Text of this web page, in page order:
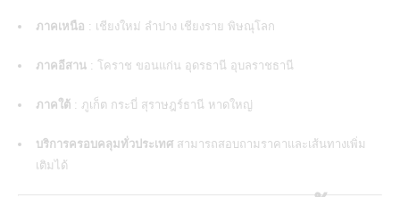
ภาคเหนือ : เชียงใหม่ ลำปาง เชียงราย พิษณุโลก
ภาคอีสาน : โคราช ขอนแก่น อุดรธานี อุบลราชธานี
ภาคใต้ : ภูเก็ต กระบี่ สุราษฎร์ธานี หาดใหญ่
บริการครอบคลุมทั่วประเทศ สามารถสอบถามราคาและเส้นทางเพิ่ม
เติมได้